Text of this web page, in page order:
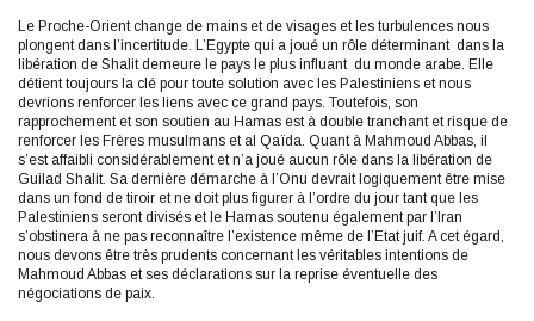
Le Proche-Orient change de mains et de visages et les turbulences nous
plongent dans l’incertitude. L’Egypte qui a joué un rôle déterminant dans la
libération de Shalit demeure le pays le plus influant du monde arabe. Elle
détient toujours la clé pour toute solution avec les Palestiniens et nous
devrions renforcer les liens avec ce grand pays. Toutefois, son
rapprochement et son soutien au Hamas est à double tranchant et risque de
renforcer les Frères musulmans et al Qaïda. Quant à Mahmoud Abbas, il
s’est affaibli considérablement et n’a joué aucun rôle dans la libération de
Guilad Shalit. Sa dernière démarche à l’Onu devrait logiquement être mise
dans un fond de tiroir et ne doit plus figurer à l’ordre du jour tant que les
Palestiniens seront divisés et le Hamas soutenu également par l’Iran
s’obstinera à ne pas reconnaître l’existence même de l’Etat juif. A cet égard,
nous devons être très prudents concernant les véritables intentions de
Mahmoud Abbas et ses déclarations sur la reprise éventuelle des
négociations de paix.